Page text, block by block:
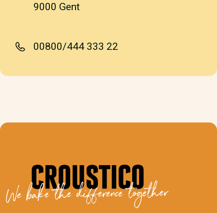
9000 Gent
00800/444 333 22
We bake the difference together